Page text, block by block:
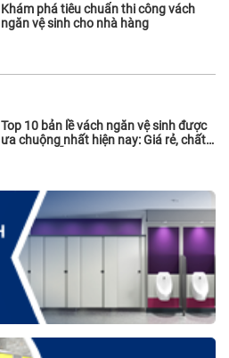
Khám phá tiêu chuẩn thi công vách
ngăn vệ sinh cho nhà hàng
Top 10 bản lề vách ngăn vệ sinh được
ưa chuộng nhất hiện nay: Giá rẻ, chất